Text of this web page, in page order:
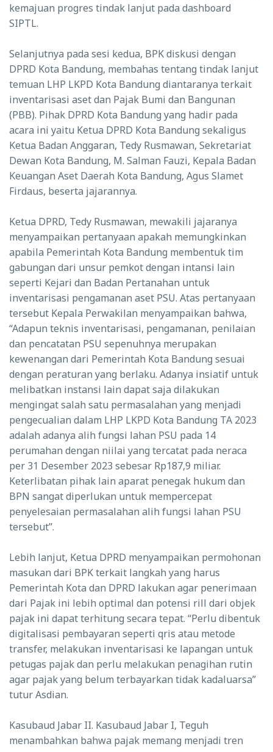
kemajuan progres tindak lanjut pada dashboard
SIPTL.
Selanjutnya pada sesi kedua, BPK diskusi dengan
DPRD Kota Bandung, membahas tentang tindak lanjut
temuan LHP LKPD Kota Bandung diantaranya terkait
inventarisasi aset dan Pajak Bumi dan Bangunan
(PBB). Pihak DPRD Kota Bandung yang hadir pada
acara ini yaitu Ketua DPRD Kota Bandung sekaligus
Ketua Badan Anggaran, Tedy Rusmawan, Sekretariat
Dewan Kota Bandung, M. Salman Fauzi, Kepala Badan
Keuangan Aset Daerah Kota Bandung, Agus Slamet
Firdaus, beserta jajarannya.
Ketua DPRD, Tedy Rusmawan, mewakili jajaranya
menyampaikan pertanyaan apakah memungkinkan
apabila Pemerintah Kota Bandung membentuk tim
gabungan dari unsur pemkot dengan intansi lain
seperti Kejari dan Badan Pertanahan untuk
inventarisasi pengamanan aset PSU. Atas pertanyaan
tersebut Kepala Perwakilan menyampaikan bahwa,
“Adapun teknis inventarisasi, pengamanan, penilaian
dan pencatatan PSU sepenuhnya merupakan
kewenangan dari Pemerintah Kota Bandung sesuai
dengan peraturan yang berlaku. Adanya insiatif untuk
melibatkan instansi lain dapat saja dilakukan
mengingat salah satu permasalahan yang menjadi
pengecualian dalam LHP LKPD Kota Bandung TA 2023
adalah adanya alih fungsi lahan PSU pada 14
perumahan dengan niilai yang tercatat pada neraca
per 31 Desember 2023 sebesar Rp187,9 miliar.
Keterlibatan pihak lain aparat penegak hukum dan
BPN sangat diperlukan untuk mempercepat
penyelesaian permasalahan alih fungsi lahan PSU
tersebut”.
Lebih lanjut, Ketua DPRD menyampaikan permohonan
masukan dari BPK terkait langkah yang harus
Pemerintah Kota dan DPRD lakukan agar penerimaan
dari Pajak ini lebih optimal dan potensi rill dari objek
pajak ini dapat terhitung secara tepat. “Perlu dibentuk
digitalisasi pembayaran seperti qris atau metode
transfer, melakukan inventarisasi ke lapangan untuk
petugas pajak dan perlu melakukan penagihan rutin
agar pajak yang belum terbayarkan tidak kadaluarsa”
tutur Asdian.
Kasubaud Jabar II. Kasubaud Jabar I, Teguh
menambahkan bahwa pajak memang menjadi tren